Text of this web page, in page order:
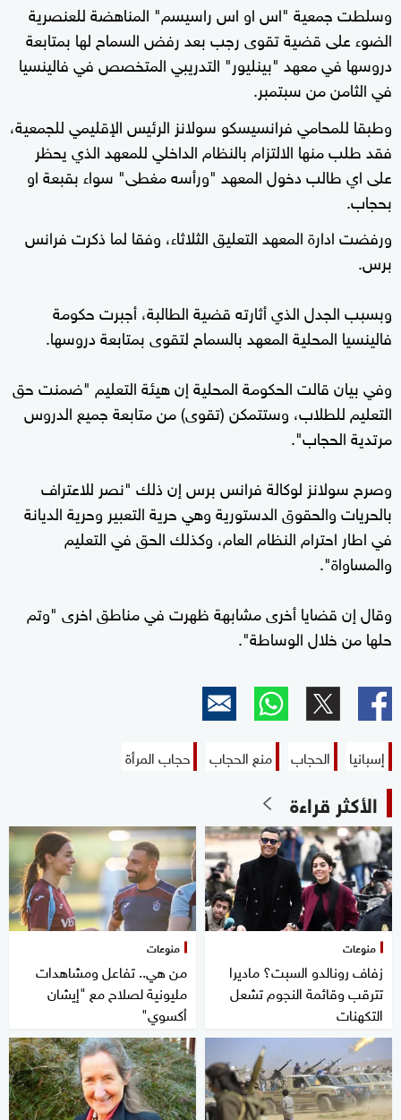
وسلطت جمعية "اس او اس راسيسم" المناهضة للعنصرية
الضوء على قضية تقوى رجب بعد رفض السماح لها بمتابعة
دروسها في معهد "بينليور" التدريبي المتخصص في فالينسيا
في الثامن من سبتمبر.
وطبقا للمحامي فرانسيسكو سولانز الرئيس الإقليمي للجمعية،
فقد طلب منها الالتزام بالنظام الداخلي للمعهد الذي يحظر
على اي طالب دخول المعهد "ورأسه مغطى" سواء بقبعة او
بحجاب.
ورفضت ادارة المعهد التعليق الثلاثاء، وفقا لما ذكرت فرانس
برس.
وبسبب الجدل الذي أثارته قضية الطالبة، أجبرت حكومة
فالينسيا المحلية المعهد بالسماح لتقوى بمتابعة دروسها.
وفي بيان قالت الحكومة المحلية إن هيئة التعليم "ضمنت حق
التعليم للطلاب، وستتمكن (تقوى) من متابعة جميع الدروس
مرتدية الحجاب".
وصرح سولانز لوكالة فرانس برس إن ذلك "نصر للاعتراف
بالحريات والحقوق الدستورية وهي حرية التعبير وحرية الديانة
في اطار احترام النظام العام، وكذلك الحق في التعليم
والمساواة".
وقال إن قضايا أخرى مشابهة ظهرت في مناطق اخرى "وتم
حلها من خلال الوساطة".
إسبانيا الحجاب منع الحجاب حجاب المرأة
الأكثر قراءة
منوعات
زفاف رونالدو السبت؟ ماديرا
تترقب وقائمة النجوم تشعل
التكهنات
منوعات
من هي.. تفاعل ومشاهدات
مليونية لصلاح مع "إيشان
أكسوي"